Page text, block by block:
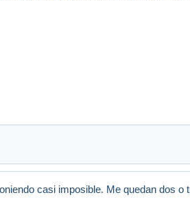
casi imposible. Me quedan dos o